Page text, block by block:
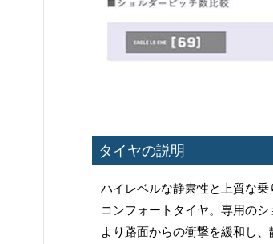
タイヤの説明
ハイレベルな静粛性と上質な乗
コンフォートタイヤ。専用の
より路面からの衝撃を緩和し